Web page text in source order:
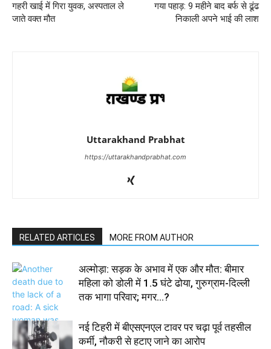
गहरी खाई में गिरा युवक, अस्पताल ले
जाते वक्त मौत
गया पहाड़: 9 महीने बाद बर्फ से ढूंढ
निकाली अपने भाई की लाश
Uttarakhand Prabhat
https://uttarakhandprabhat.com
RELATED ARTICLES MORE FROM AUTHOR
अल्मोड़ा: सड़क के अभाव में एक और मौत: बीमार
महिला को डोली में 1.5 घंटे ढोया, गुरुग्राम-दिल्ली
तक भागा परिवार; मगर…?
नई टिहरी में बीएसएनएल टावर पर चढ़ा पूर्व तहसील
कर्मी, नौकरी से हटाए जाने का आरोप